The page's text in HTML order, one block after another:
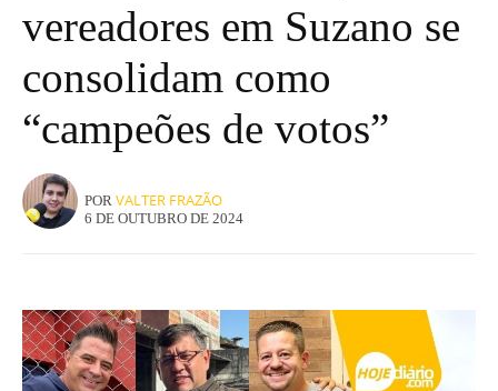
vereadores em Suzano se
consolidam como
“campeões de votos”
POR VALTER FRAZÃO
6 DE OUTUBRO DE 2024